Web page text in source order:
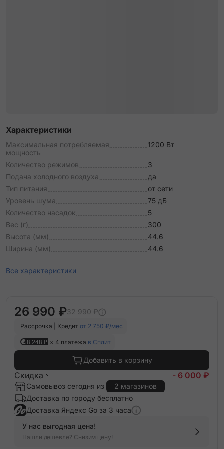
Характеристики
Максимальная потребляемая
мощность
1200 Вт
Количество режимов
3
Подача холодного воздуха
да
Тип питания
от сети
Уровень шума
75 дБ
Количество насадок
5
Вес (г)
300
Высота (мм)
44.6
Ширина (мм)
44.6
Все характеристики
26 990 ₽32 990 ₽
Рассрочка | Кредит от 2 750 ₽/мес
8 248 ₽ × 4 платежа в Сплит
Добавить в корзину
Скидка - 6 000 ₽
Самовывоз сегодня из
2 магазинов
Доставка по городу бесплатно
Доставка Яндекс Go за 3 часа
У нас выгодная цена!
Нашли дешевле? Снизим цену!